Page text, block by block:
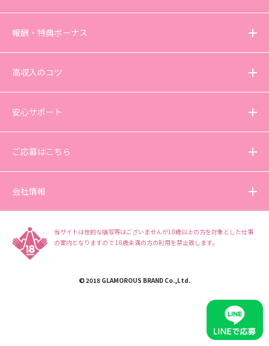
報酬・特典ボーナス
高収入のコツ
安心サポート
ご応募はこちら
会社情報
当サイトは性的な描写等はございませんが18歳以上の方を対象とした仕事
の案内となりますので18歳未満の方の利用を禁止致します。
© 2018 GLAMOROUS BRAND Co.,Ltd.